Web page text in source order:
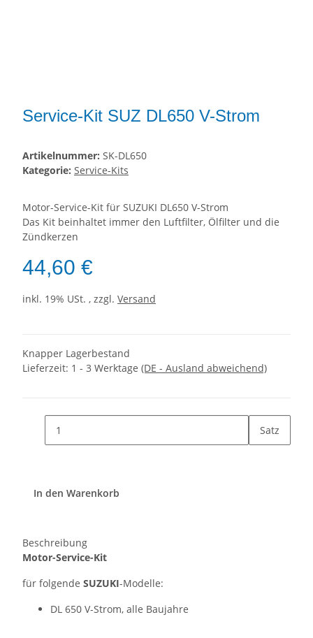
Service-Kit SUZ DL650 V-Strom
Artikelnummer: SK-DL650
Kategorie: Service-Kits
Motor-Service-Kit für SUZUKI DL650 V-Strom
Das Kit beinhaltet immer den Luftfilter, Ölfilter und die
Zündkerzen
44,60 €
inkl. 19% USt. , zzgl. Versand
Knapper Lagerbestand
Lieferzeit: 1 - 3 Werktage (DE - Ausland abweichend)
Satz
In den Warenkorb
Beschreibung
Motor-Service-Kit
für folgende SUZUKI-Modelle:
DL 650 V-Strom, alle Baujahre